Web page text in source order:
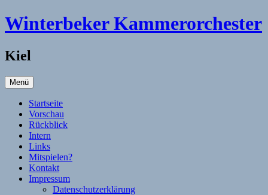
Zum
Inhalt
Winterbeker Kammerorchester
Kiel
Menü
Startseite
Vorschau
Rückblick
Intern
Links
Mitspielen?
Kontakt
Impressum
Datenschutzerklärung